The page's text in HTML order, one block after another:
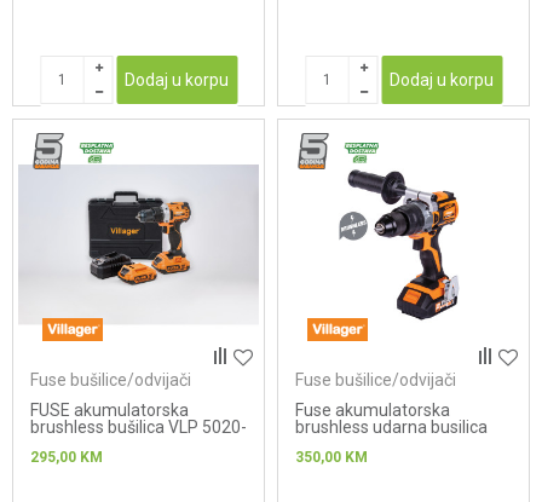
Dodaj u korpu Dodaj u korpu
Fuse bušilice/odvijači
FUSE akumulatorska
brushless bušilica VLP 5020-
295,00 KM
Fuse bušilice/odvijači
Fuse akumulatorska
brushless udarna busilica
350,00 KM